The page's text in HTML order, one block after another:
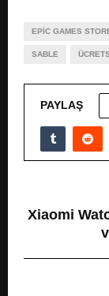
EPIC GAMES
SABLE
PAYLAŞ
Xiaomi